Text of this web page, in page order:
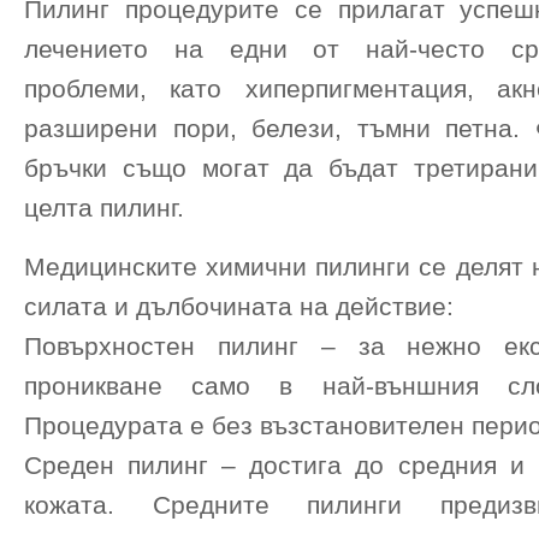
Пилинг процедурите се прилагат
лечението на едни от най-често
проблеми, като хиперпигментация,
разширени пори, белези, тъмни
бръчки също могат да бъдат
целта пилинг.
Медицинските химични пилинги се делят
силата и дълбочината на действие:
Повърхностен пилинг – за нежно
проникване само в най-външния
Процедурата е без възстановителен
Среден пилинг – достига до средния
кожата. Средните пилинги